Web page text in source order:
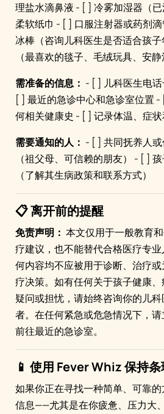
理盐水滴鼻液 - [ ] 冷雾加湿器（
柔软纸巾 - [ ] 口服注射器或药剂
冰棒（咨询儿科医生是否适合孩
（最喜欢的毯子、毛绒玩具、安静
需准备的信息： - [ ] 儿科医生电
[ ] 最近的急诊中心和急诊室位置
何相关健康史 - [ ] 记录体温、症
需要通知的人： - [ ] 共同抚养人
（祖父母、可信赖的朋友） - [ ]
（了解其生病政策和联系方式）
📋 离开前的提醒
免责声明： 本文仅用于一般教育
疗建议，也不能替代合格医疗专
何内容均不应被用于诊断、治疗
疗决策。如有任何关于孩子健康
疑问或担忧，请始终咨询你的儿
者。在任何紧急或危急情况下，
前往最近的急诊室。
📱 使用 Fever Whiz 保持
如果你正在寻找一种简单、可靠
信息——尤其是在你疲惫、压力大